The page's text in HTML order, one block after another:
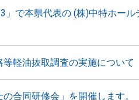
」で本県代表の (株)中特ホール
軽油抜取調査の実施について
合同研修会」を開催します。